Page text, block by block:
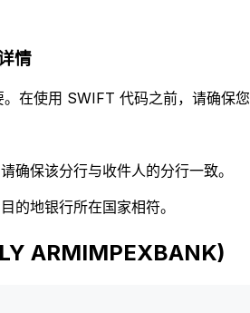
情
在使用 SWIFT 代码之前，请确保您
确保该分行与收件人的分行一致。
的地银行所在国家相符。
ARMIMPEXBANK)